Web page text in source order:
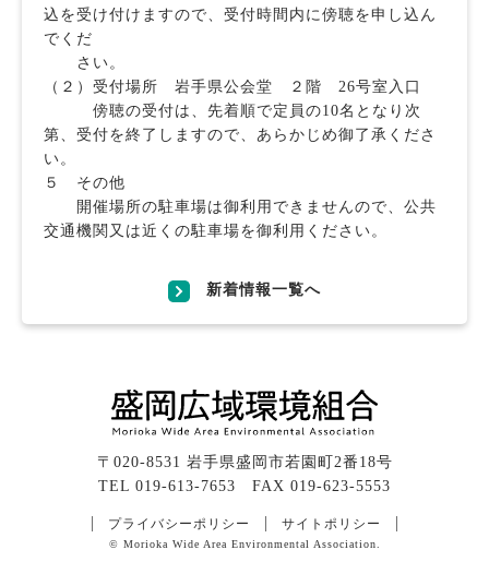
込を受け付けますので、受付時間内に傍聴を申し込ん
でくだ
さい。
（２）受付場所 岩手県公会堂 ２階 26号室入口
傍聴の受付は、先着順で定員の10名となり次
第、受付を終了しますので、あらかじめ御了承くださ
い。
５ その他
開催場所の駐車場は御利用できませんので、公共
交通機関又は近くの駐車場を御利用ください。
新着情報一覧へ
〒020-8531 岩手県盛岡市若園町2番18号
TEL 019-613-7653 FAX 019-623-5553
プライバシーポリシー サイトポリシー
© Morioka Wide Area Environmental Association.